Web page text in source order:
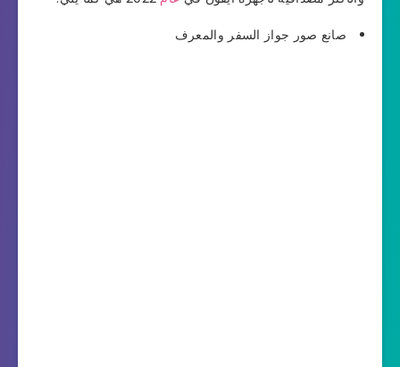
صانع صور جواز السفر والمعرف